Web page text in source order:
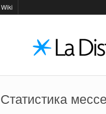
Wiki
Статистика